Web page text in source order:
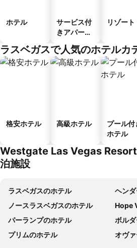
ホテル
サービス付
きアパート
リゾート
ラスベガスで人気のホテルカ
格安ホテル 高級ホテル
プール付
ホテル
Westgate Las Vegas
泊施設
ラスベガスのホテル
ヘン
ノースラスベガスのホテル
Hope
パーランプのホテル
ボル
プリムのホテル
オヴ